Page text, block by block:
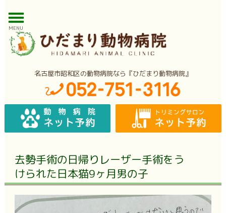
MENU
名古屋市昭和区の動物病院なら『ひだまり動物病院』
去勢手術の日帰りレーザー手術をう
けられた日本猫9ヶ月男の子